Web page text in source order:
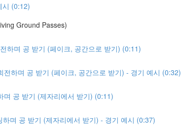
시 (0:12)
Ground Passes)
하며 공 받기 (페이크, 공간으로 받기) (0:11)
전하며 공 받기 (페이크, 공간으로 받기) - 경기 예시 (0:32)
며 공 받기 (제자리에서 받기) (0:11)
며 공 받기 (제자리에서 받기) - 경기 예시 (0:37)